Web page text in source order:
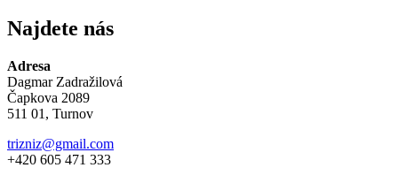
Najdete nás
Adresa
Dagmar Zadražilová
Čapkova 2089
511 01, Turnov
trizniz@gmail.com
+420 605 471 333